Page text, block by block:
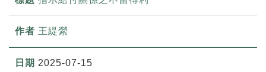
王緹縈
2025-07-15